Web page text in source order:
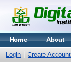
Home About
Login Create Account